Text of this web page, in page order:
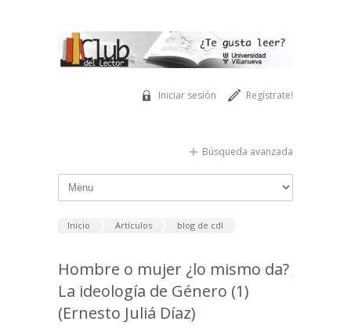
Regístrate!
Iniciar sesión
Búsqueda avanzada
Inicio Artículos blog de cdl
Hombre o mujer ¿lo mismo da?
La ideología de Género (1)
(Ernesto Juliá Díaz)